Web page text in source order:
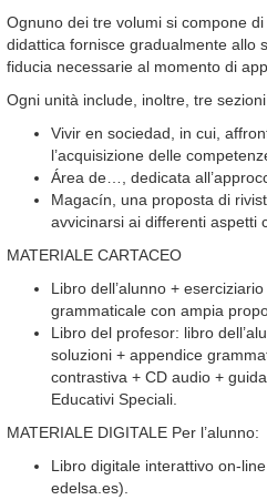
Ognuno dei tre volumi si compone
didattica fornisce gradualmente allo
fiducia necessarie al momento di
Ogni unità include, inoltre, tre
Vivir en sociedad, in cui,
l’acquisizione delle
Área de…, dedicata
Magacín, una proposta di
avvicinarsi ai differenti aspetti
MATERIALE CARTACEO
Libro dell’alunno +
grammaticale con ampia
Libro del profesor: libro
soluzioni + appendice
contrastiva + CD audio +
Educativi Speciali.
MATERIALE DIGITALE Per l’alunno:
Libro digitale interattivo
edelsa.es).